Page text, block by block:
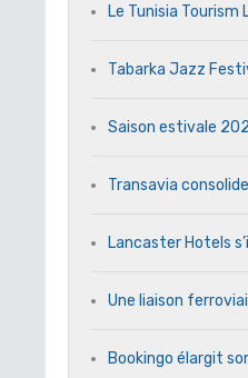
Le Tunisia
Tabarka Jazz
Saison estivale
Transavia
Lancaster Hotels
Une liaison
Bookingo élargit